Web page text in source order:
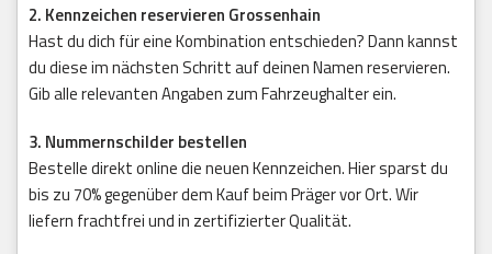
2. Kennzeichen reservieren Grossenhain
Hast du dich für eine Kombination entschieden? Dann kannst
du diese im nächsten Schritt auf deinen Namen reservieren.
Gib alle relevanten Angaben zum Fahrzeughalter ein.
3. Nummernschilder bestellen
Bestelle direkt online die neuen Kennzeichen. Hier sparst du
bis zu 70% gegenüber dem Kauf beim Präger vor Ort. Wir
liefern frachtfrei und in zertifizierter Qualität.